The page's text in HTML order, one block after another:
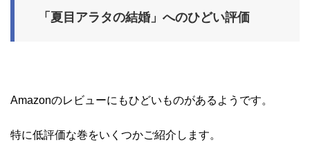
「夏目アラタの結婚」へのひどい評価
Amazonのレビューにもひどいものがあるようです。
特に低評価な巻をいくつかご紹介します。